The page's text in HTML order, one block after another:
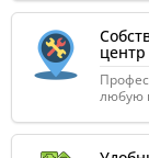
центр
любую